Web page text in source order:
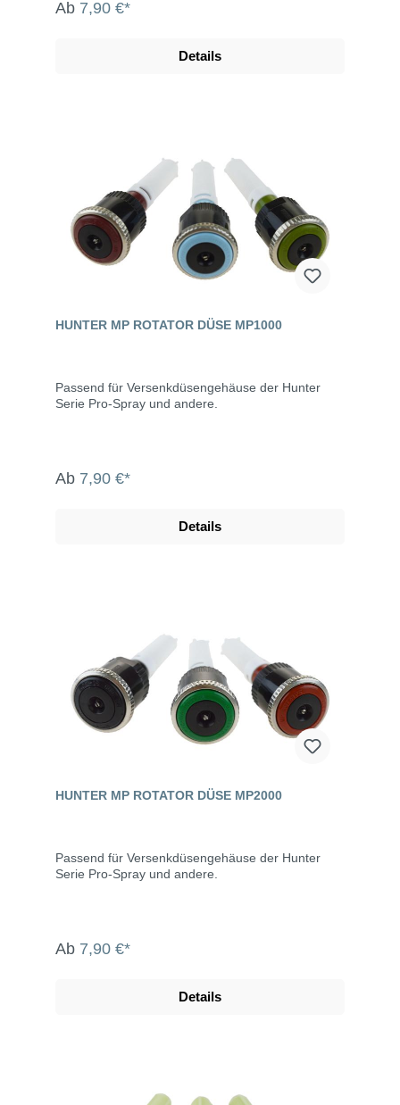
Ab 7,90 €*
Details
HUNTER MP ROTATOR DÜSE MP1000
Passend für Versenkdüsengehäuse der Hunter
Serie Pro-Spray und andere.
Ab 7,90 €*
Details
HUNTER MP ROTATOR DÜSE MP2000
Passend für Versenkdüsengehäuse der Hunter
Serie Pro-Spray und andere.
Ab 7,90 €*
Details